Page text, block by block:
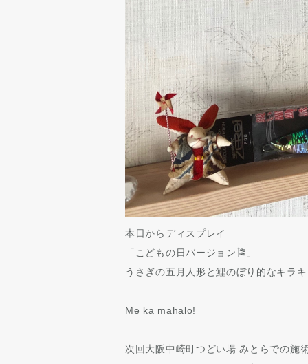
本日からディスプレイ
「こどもの日バージョン🎏」
うさぎの五月人形と鯉のぼり的なキラ
Me ka mahalo!
次回大阪中崎町つどい場 みとらでの施